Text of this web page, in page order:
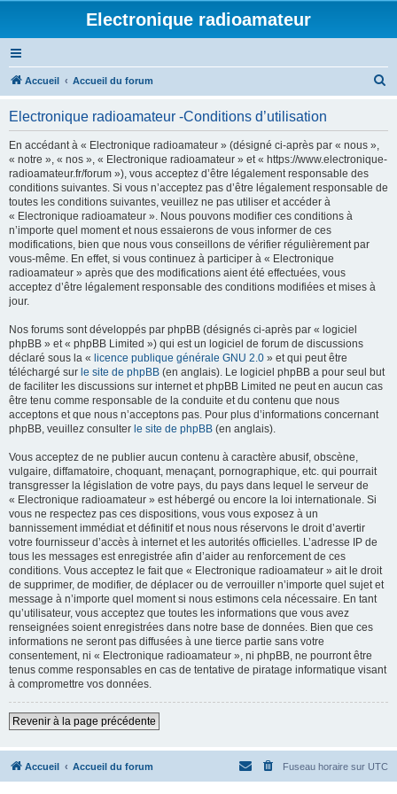
Electronique radioamateur
Accueil Accueil du forum
Electronique radioamateur -Conditions d’utilisation
En accédant à « Electronique radioamateur » (désigné ci-après par « nous »,
« notre », « nos », « Electronique radioamateur » et « https://www.electronique-
radioamateur.fr/forum »), vous acceptez d’être légalement responsable des
conditions suivantes. Si vous n’acceptez pas d’être légalement responsable de
toutes les conditions suivantes, veuillez ne pas utiliser et accéder à
« Electronique radioamateur ». Nous pouvons modifier ces conditions à
n’importe quel moment et nous essaierons de vous informer de ces
modifications, bien que nous vous conseillons de vérifier régulièrement par
vous-même. En effet, si vous continuez à participer à « Electronique
radioamateur » après que des modifications aient été effectuées, vous
acceptez d’être légalement responsable des conditions modifiées et mises à
jour.
Nos forums sont développés par phpBB (désignés ci-après par « logiciel
phpBB » et « phpBB Limited ») qui est un logiciel de forum de discussions
déclaré sous la « licence publique générale GNU 2.0 » et qui peut être
téléchargé sur le site de phpBB (en anglais). Le logiciel phpBB a pour seul but
de faciliter les discussions sur internet et phpBB Limited ne peut en aucun cas
être tenu comme responsable de la conduite et du contenu que nous
acceptons et que nous n’acceptons pas. Pour plus d’informations concernant
phpBB, veuillez consulter le site de phpBB (en anglais).
Vous acceptez de ne publier aucun contenu à caractère abusif, obscène,
vulgaire, diffamatoire, choquant, menaçant, pornographique, etc. qui pourrait
transgresser la législation de votre pays, du pays dans lequel le serveur de
« Electronique radioamateur » est hébergé ou encore la loi internationale. Si
vous ne respectez pas ces dispositions, vous vous exposez à un
bannissement immédiat et définitif et nous nous réservons le droit d’avertir
votre fournisseur d’accès à internet et les autorités officielles. L’adresse IP de
tous les messages est enregistrée afin d’aider au renforcement de ces
conditions. Vous acceptez le fait que « Electronique radioamateur » ait le droit
de supprimer, de modifier, de déplacer ou de verrouiller n’importe quel sujet et
message à n’importe quel moment si nous estimons cela nécessaire. En tant
qu’utilisateur, vous acceptez que toutes les informations que vous avez
renseignées soient enregistrées dans notre base de données. Bien que ces
informations ne seront pas diffusées à une tierce partie sans votre
consentement, ni « Electronique radioamateur », ni phpBB, ne pourront être
tenus comme responsables en cas de tentative de piratage informatique visant
à compromettre vos données.
Revenir à la page précédente
Accueil Accueil du forum Fuseau horaire sur UTC